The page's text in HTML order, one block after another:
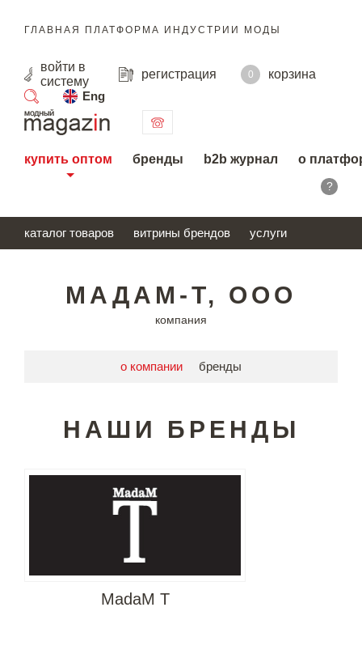
ГЛАВНАЯ ПЛАТФОРМА ИНДУСТРИИ МОДЫ
войти в
систему
регистрация 0
корзина
Eng
поиск
купить оптом бренды b2b журнал о
?
каталог товаров витрины брендов услуги
МАДАМ-Т, ООО
компания
о компании бренды
НАШИ БРЕНДЫ
MadaM T